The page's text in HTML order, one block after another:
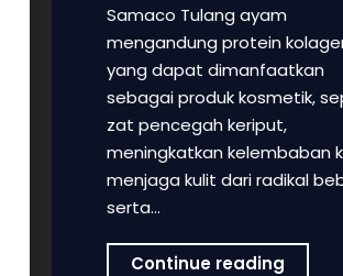
Samaco Tulang ayam
mengandung protein
yang dapat dimanfaatkan
sebagai produk kosmetik,
zat pencegah keriput,
meningkatkan kelembaban
menjaga kulit dari radikal
serta…
Continue reading